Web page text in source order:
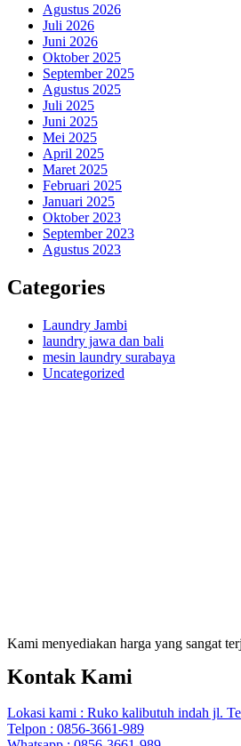
Agustus 2026
Juli 2026
Juni 2026
Oktober 2025
September 2025
Agustus 2025
Juli 2025
Juni 2025
Mei 2025
April 2025
Maret 2025
Februari 2025
Januari 2025
Oktober 2023
September 2023
Agustus 2023
Categories
Laundry Jambi
laundry jawa dan bali
mesin laundry surabaya
Uncategorized
Kami menyediakan harga yang sangat
Kontak Kami
Lokasi kami : Ruko kalibutuh indah jl.
Telpon : 0856-3661-989